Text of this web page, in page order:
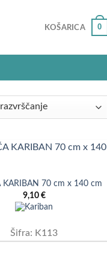
KOŠARICA 0
KARIBAN 70 cm x 140 cm
9,10 €
Šifra: K113